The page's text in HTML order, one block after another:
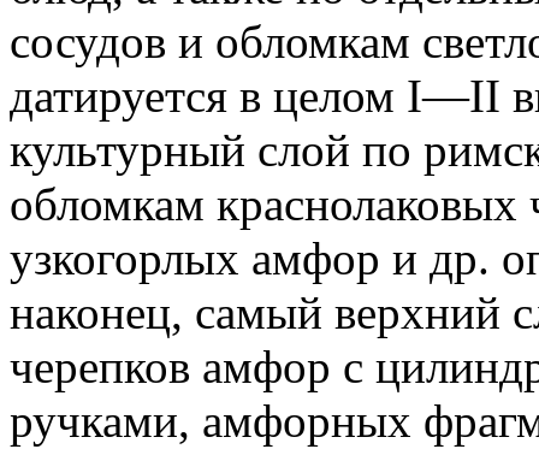
сосудов и обломкам
датируется в целом I—II
культурный слой по
обломкам
узкогорлых амфор и др.
наконец, самый верхний
черепков амфор с
ручками, амфорных